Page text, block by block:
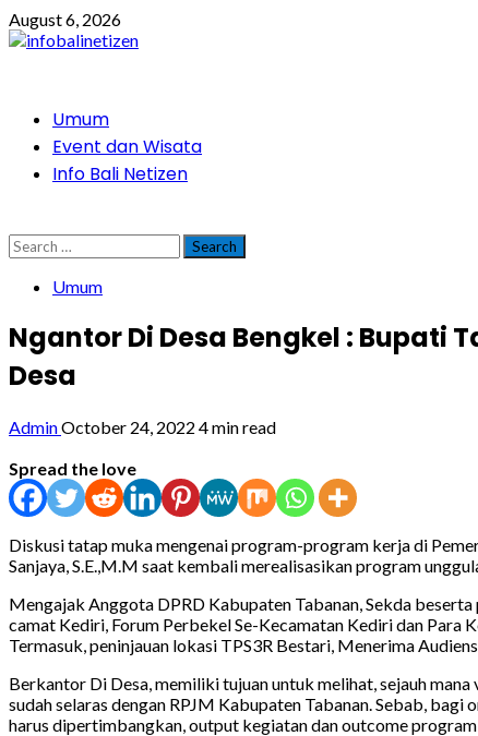
Skip
to
August 6, 2026
PrimaryUmum
Event dan Wisata
Info Bali Netizen
Search
for:
Umum
Ngantor Di Desa Bengkel : Bupati
Desa
AdminOctober 24, 2022 4 min read
Spread the love
Diskusi tatap muka mengenai program-program kerja di
Sanjaya, S.E.,M.M saat kembali merealisasikan program
Mengajak Anggota DPRD Kabupaten Tabanan, Sekda
camat Kediri, Forum Perbekel Se-Kecamatan Kediri dan Para
Termasuk, peninjauan lokasi TPS3R Bestari, Menerima
Berkantor Di Desa, memiliki tujuan untuk melihat, sejauh
sudah selaras dengan RPJM Kabupaten Tabanan. Sebab,
harus dipertimbangkan, output kegiatan dan outcome